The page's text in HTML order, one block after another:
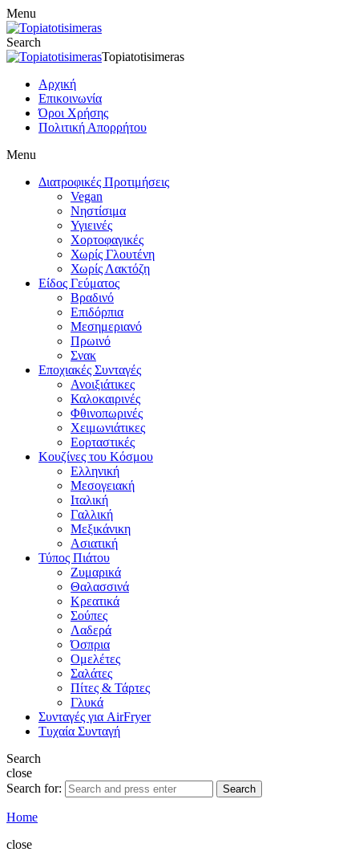
Menu
Search
Topiatotisimeras
Αρχική
Επικοινωνία
Όροι Χρήσης
Πολιτική Απορρήτου
Menu
Διατροφικές Προτιμήσεις
Vegan
Νηστίσιμα
Υγιεινές
Χορτοφαγικές
Χωρίς Γλουτένη
Χωρίς Λακτόζη
Είδος Γεύματος
Βραδινό
Επιδόρπια
Μεσημεριανό
Πρωινό
Σνακ
Εποχιακές Συνταγές
Ανοιξιάτικες
Καλοκαιρινές
Φθινοπωρινές
Χειμωνιάτικες
Εορταστικές
Κουζίνες του Κόσμου
Ελληνική
Μεσογειακή
Ιταλική
Γαλλική
Μεξικάνικη
Ασιατική
Τύπος Πιάτου
Ζυμαρικά
Θαλασσινά
Κρεατικά
Σούπες
Λαδερά
Όσπρια
Ομελέτες
Σαλάτες
Πίτες & Τάρτες
Γλυκά
Συνταγές για AirFryer
Τυχαία Συνταγή
Search
close
Search for:
Search
Home
close